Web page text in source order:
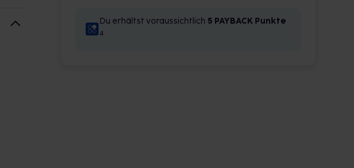
Du erhältst voraussichtlich 5 PAYBACK Punkte
4